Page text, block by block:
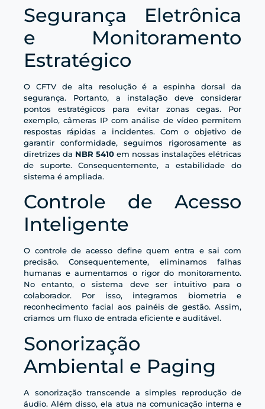
Segurança Eletrônica
e Monitoramento
Estratégico
O CFTV de alta resolução é a espinha dorsal da
segurança. Portanto, a instalação deve considerar
pontos estratégicos para evitar zonas cegas. Por
exemplo, câmeras IP com análise de vídeo permitem
respostas rápidas a incidentes. Com o objetivo de
garantir conformidade, seguimos rigorosamente as
diretrizes da NBR 5410 em nossas instalações elétricas
de suporte. Consequentemente, a estabilidade do
sistema é ampliada.
Controle de Acesso
Inteligente
O controle de acesso define quem entra e sai com
precisão. Consequentemente, eliminamos falhas
humanas e aumentamos o rigor do monitoramento.
No entanto, o sistema deve ser intuitivo para o
colaborador. Por isso, integramos biometria e
reconhecimento facial aos painéis de gestão. Assim,
criamos um fluxo de entrada eficiente e auditável.
Sonorização
Ambiental e Paging
A sonorização transcende a simples reprodução de
áudio. Além disso, ela atua na comunicação interna e